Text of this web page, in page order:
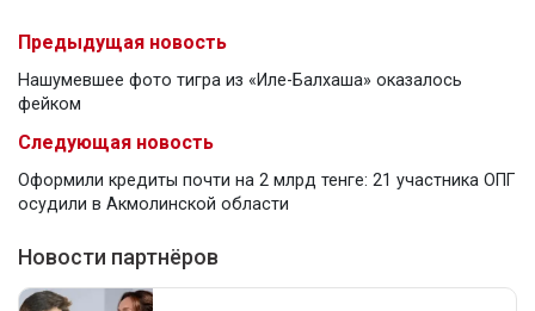
Предыдущая новость
Нашумевшее фото тигра из «Иле-Балхаша» оказалось
фейком
Следующая новость
Оформили кредиты почти на 2 млрд тенге: 21 участника ОПГ
осудили в Акмолинской области